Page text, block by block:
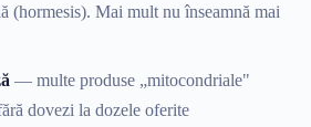
(hormesis). Mai mult nu înseamnă mai
— multe produse „mitocondriale"
dovezi la dozele oferite